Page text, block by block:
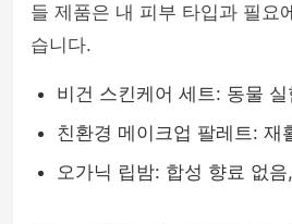
들 제품은 내 피부 타입과 필요
습니다.
비건 스킨케어 세트: 동물
친환경 메이크업 팔레트: 재
오가닉 립밤: 합성 향료 없